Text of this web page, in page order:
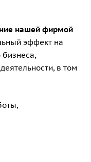
нашей фирмой
эффект на
бизнеса,
в том